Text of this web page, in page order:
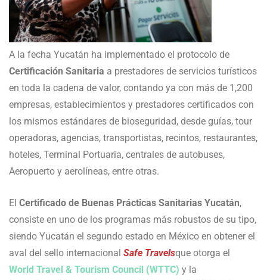
A la fecha Yucatán ha implementado el protocolo de
Certificación Sanitaria a prestadores de servicios turísticos
en toda la cadena de valor, contando ya con más de 1,200
empresas, establecimientos y prestadores certificados con
los mismos estándares de bioseguridad, desde guías, tour
operadoras, agencias, transportistas, recintos, restaurantes,
hoteles, Terminal Portuaria, centrales de autobuses,
Aeropuerto y aerolíneas, entre otras.
El Certificado de Buenas Prácticas Sanitarias Yucatán,
consiste en uno de los programas más robustos de su tipo,
siendo Yucatán el segundo estado en México en obtener el
aval del sello internacional Safe Travelsque otorga el
World Travel & Tourism Council (WTTC) y la